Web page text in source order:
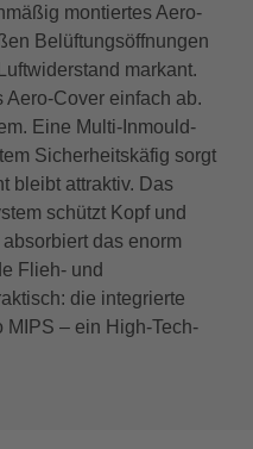
montiertes Aero-
Belüftungsöffnungen
markant.
Aero-Cover einfach ab.
Eine Multi-Inmould-
Sicherheitskäfig sorgt
bleibt attraktiv. Das
schützt Kopf und
das enorm
Flieh- und
die integrierte
MIPS – ein High-Tech-